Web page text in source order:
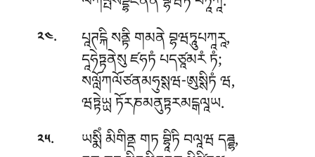
༢༤. པཱཊངྐི སནྟི གམནེ བྷཝཏཱུཔཀཱརཱ,
དཱཧེཏྟནེསུ ཛཧཏཾ པདཙཱམརཾ ཏཾ;
སལློཀལོཙནམཧུསྶཝ-ཨུསྶིཏཾ ཝ,
ཝཏྟེཡྻ ཏོརཎམནུཏྟརམངྒལཱཡ.
༢༥. ཡསྨིཾ མིགིནྡ གཏ བྷཱིཏི བལཱཝ དཌྜྷ,